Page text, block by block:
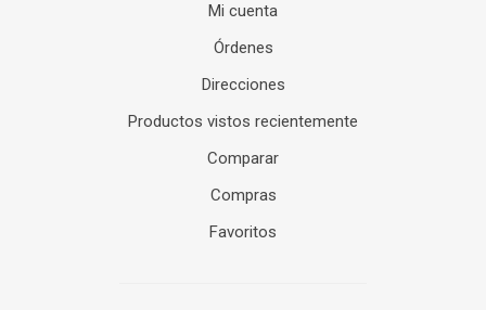
Mi cuenta
Órdenes
Direcciones
Productos vistos recientemente
Comparar
Compras
Favoritos